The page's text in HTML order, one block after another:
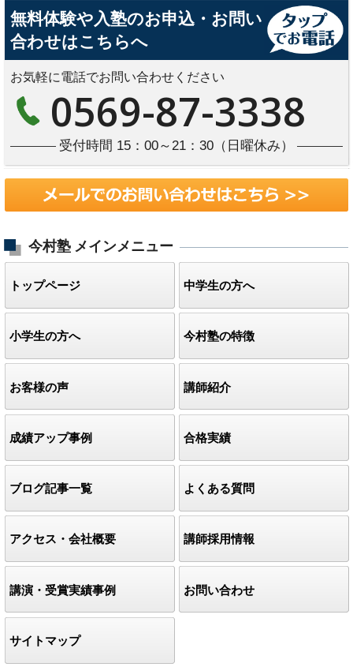
無料体験や入塾のお申込・お問い
合わせはこちらへ
お気軽に電話でお問い合わせください
0569-87-3338
受付時間 15：00～21：30（日曜休み）
今村塾 メインメニュー
トップページ 中学生の方へ
小学生の方へ 今村塾の特徴
お客様の声 講師紹介
成績アップ事例 合格実績
ブログ記事一覧 よくある質問
アクセス・会社概要 講師採用情報
講演・受賞実績事例 お問い合わせ
サイトマップ